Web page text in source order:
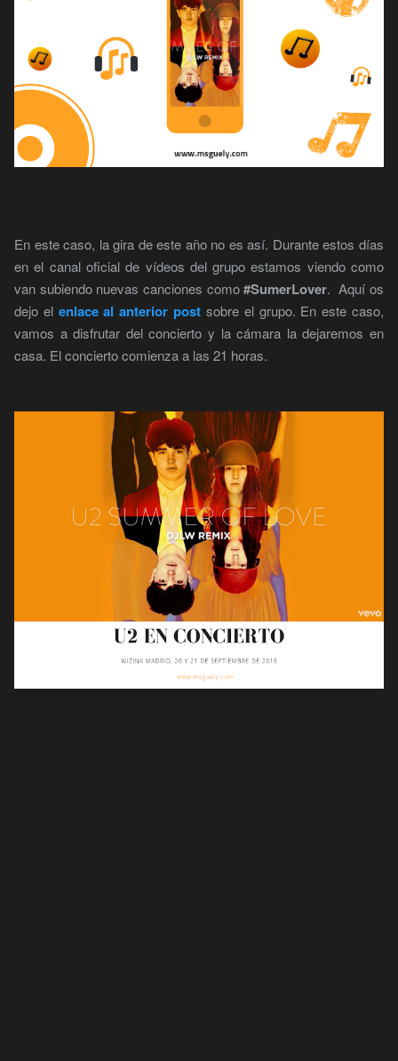
En este caso, la gira de este año no es así. Durante estos días
en el canal oficial de vídeos del grupo estamos viendo como
van subiendo nuevas canciones como#SumerLover. Aquí os
dejo el enlace al anterior post sobre el grupo. En este caso,
vamos a disfrutar del concierto y la cámara la dejaremos en
casa. El concierto comienza a las 21 horas.